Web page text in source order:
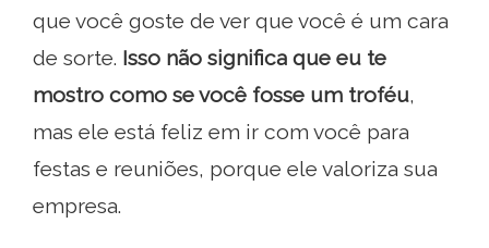
que você goste de ver que você é um cara
de sorte. Isso não significa que eu te
mostro como se você fosse um troféu,
mas ele está feliz em ir com você para
festas e reuniões, porque ele valoriza sua
empresa.